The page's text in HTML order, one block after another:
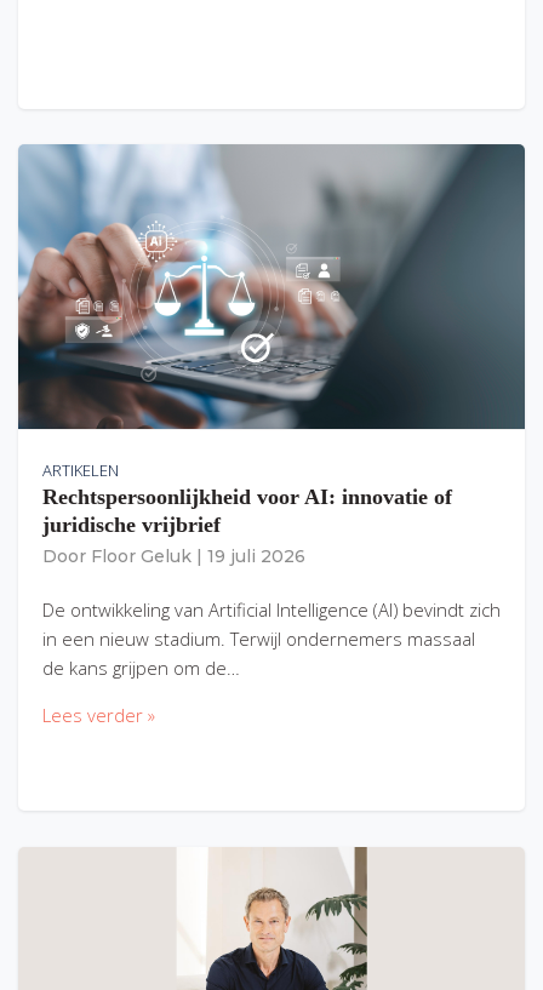
ARTIKELEN
Rechtspersoonlijkheid voor AI: innovatie of
juridische vrijbrief
Door Floor Geluk 19 juli 2026
De ontwikkeling van Artificial Intelligence (AI) bevindt zich
in een nieuw stadium. Terwijl ondernemers massaal
de kans grijpen om de…
Lees verder »